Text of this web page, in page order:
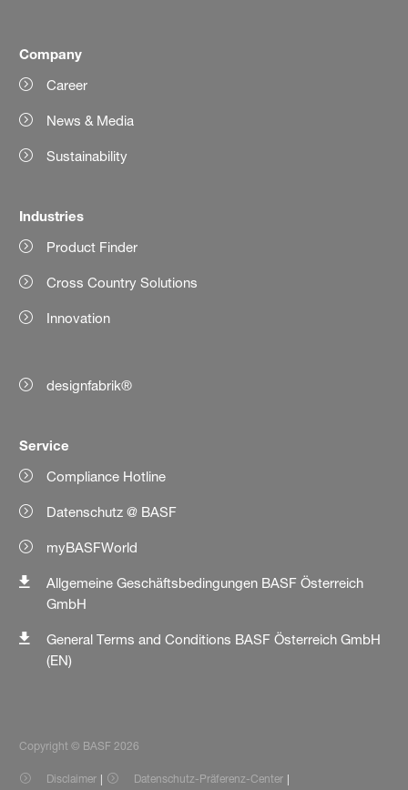
Company
Career
News & Media
Sustainability
Industries
Product Finder
Cross Country Solutions
Innovation
designfabrik®
Service
Compliance Hotline
Datenschutz @ BASF
myBASFWorld
Allgemeine Geschäftsbedingungen BASF Österreich
GmbH
General Terms and Conditions BASF Österreich GmbH
(EN)
Copyright © BASF 2026
Disclaimer Datenschutz-Präferenz-Center